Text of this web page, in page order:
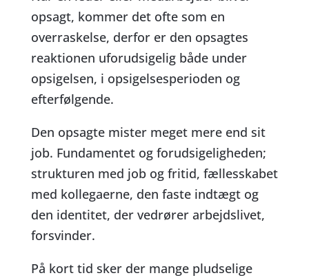
opsagt, kommer det ofte som en
overraskelse, derfor er den opsagtes
reaktionen uforudsigelig både under
opsigelsen, i opsigelsesperioden og
efterfølgende.
Den opsagte mister meget mere end sit
job. Fundamentet og forudsigeligheden;
strukturen med job og fritid, fællesskabet
med kollegaerne, den faste indtægt og
den identitet, der vedrører arbejdslivet,
forsvinder.
På kort tid sker der mange pludselige